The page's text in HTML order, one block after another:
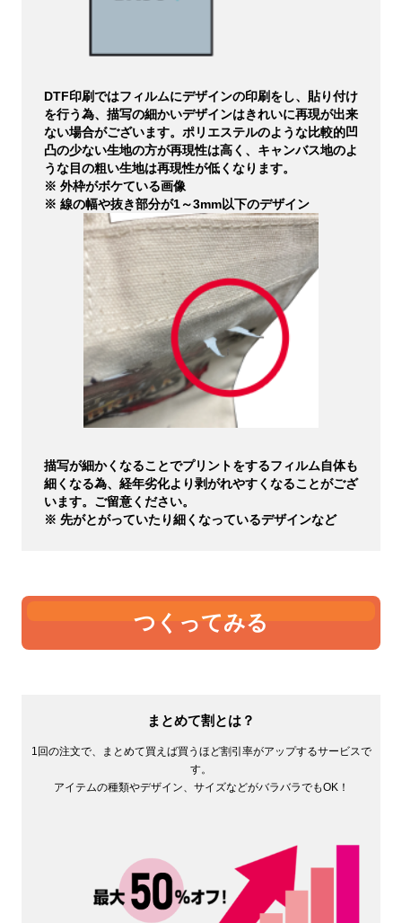
DTF印刷ではフィルムにデザインの印刷をし、貼り付け
を行う為、描写の細かいデザインはきれいに再現が出来
ない場合がございます。ポリエステルのような比較的凹
凸の少ない生地の方が再現性は高く、キャンバス地のよ
うな目の粗い生地は再現性が低くなります。
※ 外枠がボケている画像
※ 線の幅や抜き部分が1～3mm以下のデザイン
描写が細かくなることでプリントをするフィルム自体も
細くなる為、経年劣化より剥がれやすくなることがござ
います。ご留意ください。
※ 先がとがっていたり細くなっているデザインなど
つくってみる
まとめて割とは？
1回の注文で、まとめて買えば買うほど割引率がアップするサービスで
す。
アイテムの種類やデザイン、サイズなどがバラバラでもOK！